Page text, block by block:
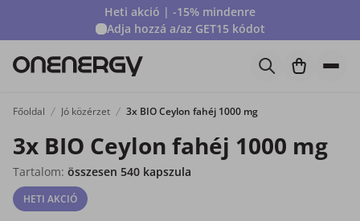
Heti akció | -15% mindenre
Adja hozzá a/az GET15 kódot
Főoldal Jó közérzet 3x BIO Ceylon fahéj 1000 mg
3x BIO Ceylon fahéj 1000 mg
Tartalom: összesen 540 kapszula
HETI AKCIÓ